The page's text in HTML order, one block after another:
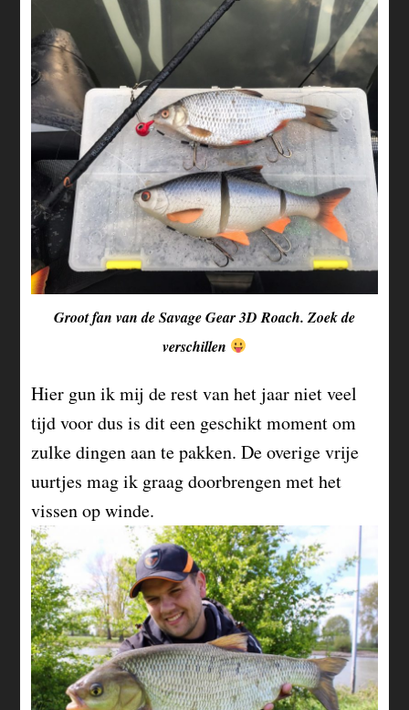
Groot fan van de Savage Gear 3D Roach. Zoek de
verschillen
Hier gun ik mij de rest van het jaar niet veel
tijd voor dus is dit een geschikt moment om
zulke dingen aan te pakken. De overige vrije
uurtjes mag ik graag doorbrengen met het
vissen op winde.